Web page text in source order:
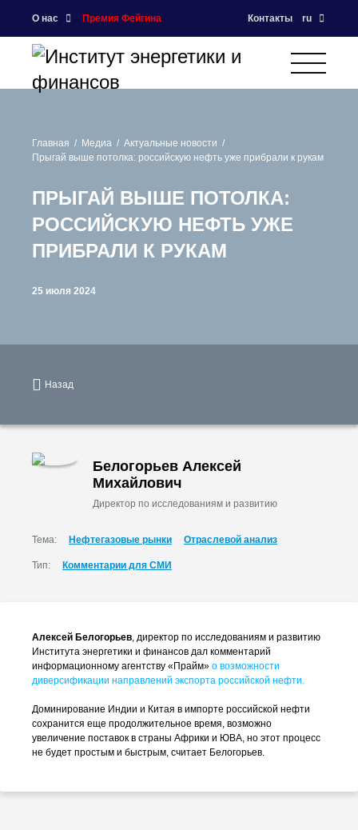
О нас Премия Фейгина Контакты ru
Главная Медиа
Актуальные новости
Прыгай выше потолка: российскую нефть уже прибрали к рукам
ПРЫГАЙ ВЫШЕ ПОТОЛКА:
РОССИЙСКУЮ НЕФТЬ УЖЕ
ПРИБРАЛИ К РУКАМ
25 июля 2024
Назад
Белогорьев Алексей
Михайлович
Директор по исследованиям и развитию
Тема: Нефтегазовые рынки Отраслевой анализ
Тип: Комментарии для СМИ
Алексей Белогорьев, директор по исследованиям и развитию
Института энергетики и финансов дал комментарий
информационному агентству «Прайм» о возможности
диверсификации направлений экспорта российской нефти.
Доминирование Индии и Китая в импорте российской нефти
сохранится еще продолжительное время, возможно
увеличение поставок в страны Африки и ЮВА, но этот процесс
не будет простым и быстрым, считает Белогорьев.